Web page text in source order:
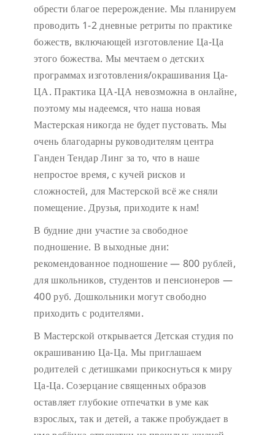
обрести благое перерождение. Мы планируем
проводить 1-2 дневные ретриты по практике
божеств, включающей изготовление Ца-Ца
этого божества. Мы мечтаем о детских
программах изготовления/окрашивания Ца-
ЦА. Практика ЦА-ЦА невозможна в онлайне,
поэтому мы надеемся, что наша новая
Мастерская никогда не будет пустовать. Мы
очень благодарны руководителям центра
Ганден Тендар Линг за то, что в наше
непростое время, с кучей рисков и
сложностей, для Мастерской всё же сняли
помещение. Друзья, приходите к нам!
В будние дни участие за свободное
подношение. В выходные дни:
рекомендованное подношение — 800 рублей,
для школьников, студентов и пенсионеров —
400 руб. Дошкольники могут свободно
приходить с родителями.
В Мастерской открывается Детская студия по
окрашиванию Ца-Ца. Мы приглашаем
родителей с детишками прикоснуться к миру
Ца-Ца. Созерцание священных образов
оставляет глубокие отпечатки в уме как
взрослых, так и детей, а также пробуждает в